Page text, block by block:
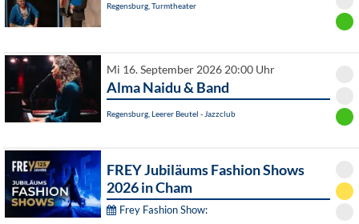
Regensburg, Turmtheater
Mi 16. September 2026 20:00 Uhr
Alma Naidu & Band
Regensburg, Leerer Beutel - Jazzclub
FREY Jubiläums Fashion Shows
2026 in Cham
Frey Fashion Show: